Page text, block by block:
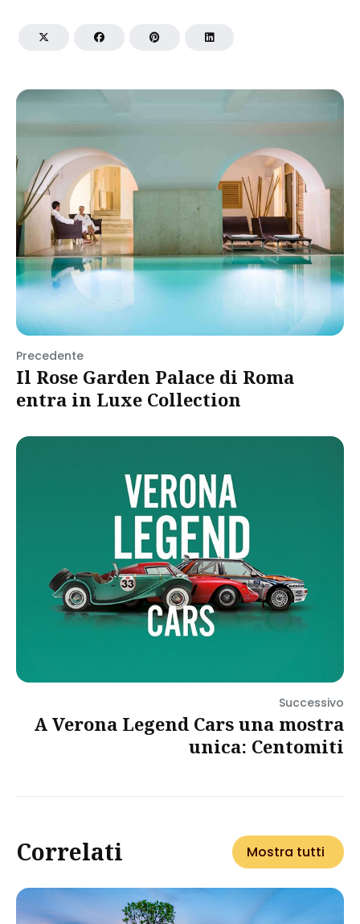
Precedente
Il Rose Garden Palace di Roma
entra in Luxe Collection
Successivo
A Verona Legend Cars una mostra
unica: Centomiti
Correlati Mostra tutti